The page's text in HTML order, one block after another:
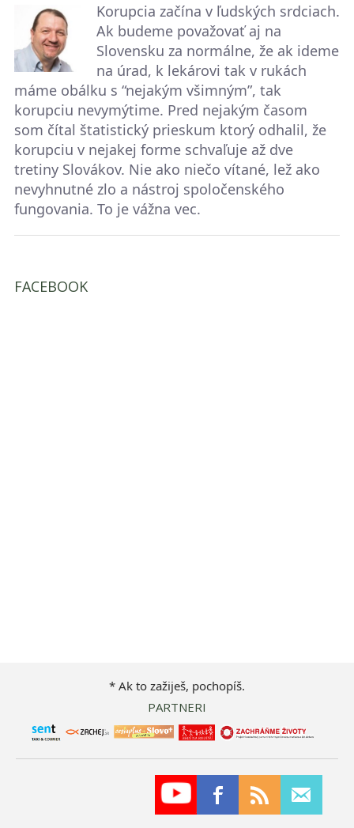
Korupcia začína v ľudských srdciach.
Ak budeme považovať aj na
Slovensku za normálne, že ak ideme
na úrad, k lekárovi tak v rukách
máme obálku s “nejakým všimným”, tak
korupciu nevymýtime. Pred nejakým časom
som čítal štatistický prieskum ktorý odhalil, že
korupciu v nejakej forme schvaľuje až dve
tretiny Slovákov. Nie ako niečo vítané, lež ako
nevyhnutné zlo a nástroj spoločenského
fungovania. To je vážna vec.
FACEBOOK
* Ak to zažiješ, pochopíš.
PARTNERI